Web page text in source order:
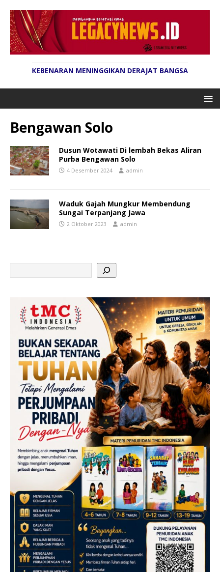
KEBENARAN MENINGGIKAN DERAJAT BANGSA
Bengawan Solo
Dusun Wotawati Di lembah Bekas Aliran
Purba Bengawan Solo
4 Desember 2024 admin
Waduk Gajah Mungkur Membendung
Sungai Terpanjang Jawa
2 Oktober 2023 admin